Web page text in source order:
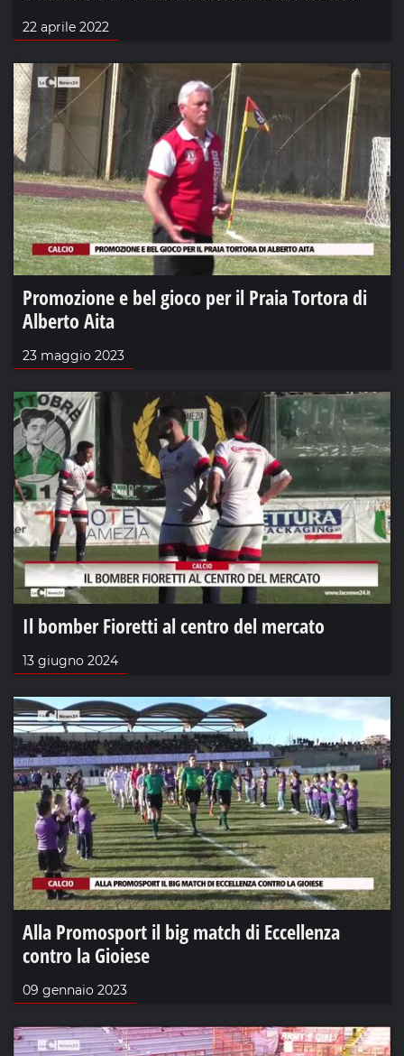
22 aprile 2022
Promozione e bel gioco per il Praia Tortora di
Alberto Aita
23 maggio 2023
Il bomber Fioretti al centro del mercato
13 giugno 2024
Alla Promosport il big match di Eccellenza
contro la Gioiese
09 gennaio 2023